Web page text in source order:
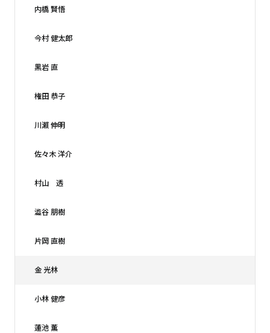
内橋 賢悟
今村 健太郎
黒岩 直
権田 恭子
川瀨 伸明
佐々木 洋介
村山 透
澁谷 朋樹
片岡 直樹
金 光林
小林 健彦
蓮池 薫